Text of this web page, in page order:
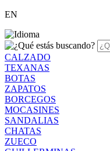
EN
CALZADO
TEXANAS
BOTAS
ZAPATOS
BORCEGOS
MOCASINES
SANDALIAS
CHATAS
ZUECO